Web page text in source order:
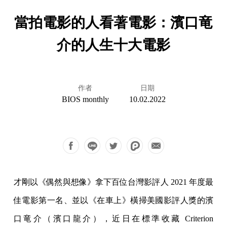
當拍電影的人看著電影：濱口竜
介的人生十大電影
作者
BIOS monthly
日期
10.02.2022
才剛以《偶然與想像》拿下百位台灣影評人 2021 年度最
佳電影第一名、並以《在車上》橫掃美國影評人獎的濱
口竜介（濱口龍介），近日在標準收藏 Criterion